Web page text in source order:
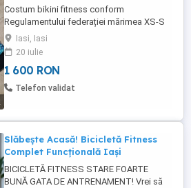
Costum bikini fitness conform
Regulamentului federației mărimea XS-S
cu pietre replica Swarovschi. În cutie,
îmbrăcat o singura data.
Iasi, Iasi
20 iulie
1 600 RON
Telefon validat
Slăbește Acasă! Bicicletă Fitness
Complet Funcțională Iași
BICICLETĂ FITNESS STARE FOARTE
BUNĂ GATA DE ANTRENAMENT! Vrei să